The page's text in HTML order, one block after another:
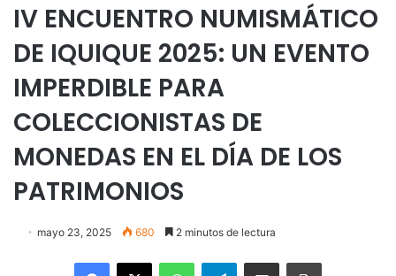
IV ENCUENTRO NUMISMÁTICO
DE IQUIQUE 2025: UN EVENTO
IMPERDIBLE PARA
COLECCIONISTAS DE
MONEDAS EN EL DÍA DE LOS
PATRIMONIOS
mayo 23, 2025 680 2 minutos de lectura
Facebook
X WhatsAppTelegramEnviar vía email Imprimir